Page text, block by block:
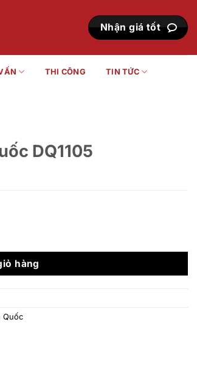
Nhận giá tốt
THI CÔNG TIN TỨC
DQ1105
₫.
hàng
Quốc